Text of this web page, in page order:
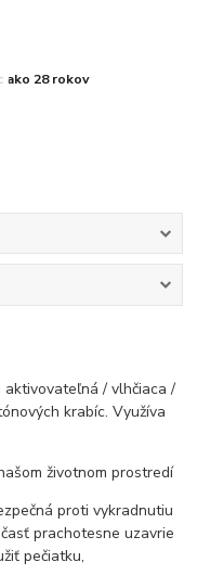
ako 28 rokov
/ vlhčiaca /
krabíc. Využíva
životnom prostredí
proti vykradnutiu
prachotesne uzavrie
pečiatku,